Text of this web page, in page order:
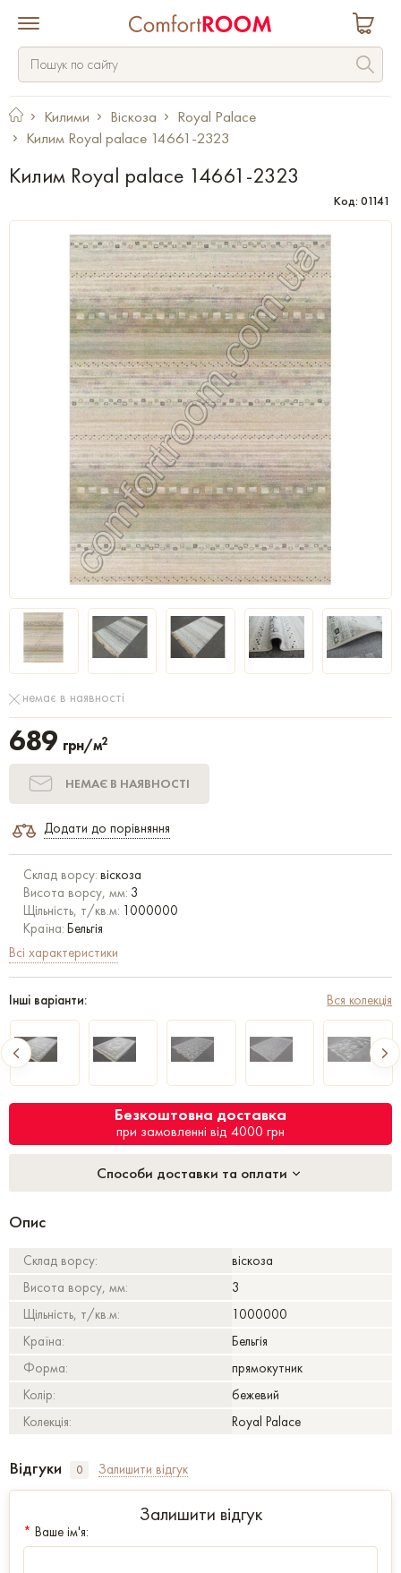
Килими Віскоза
Royal Palace
Килим Royal palace 14661-2323
Килим Royal palace 14661-2323
Код: 01141
немає в наявності
689 грн/м2
НЕМАЄ В НАЯВНОСТІ
Додати до порівняння
Склад ворсу: віскоза
Висота ворсу, мм: 3
Щільність, т/кв.м: 1000000
Країна: Бельгія
Всі характеристики
Інші варіанти: Вся колекція
Безкоштовна доставка
при замовленні від 4000 грн
Способи доставки та оплати
Опис
Склад ворсу:
віскоза
Висота ворсу, мм:
3
Щільність, т/кв.м:
1000000
Країна:
Бельгія
Форма:
прямокутник
Колір:
бежевий
Колекція:
Royal Palace
Відгуки 0 Залишити відгук
Залишити відгук
* Ваше ім'я: